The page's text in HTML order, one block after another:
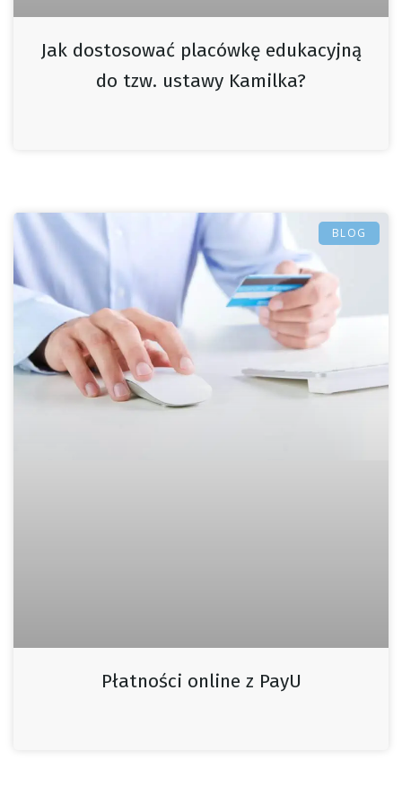
Jak dostosować placówkę edukacyjną
do tzw. ustawy Kamilka?
BLOG
Płatności online z PayU